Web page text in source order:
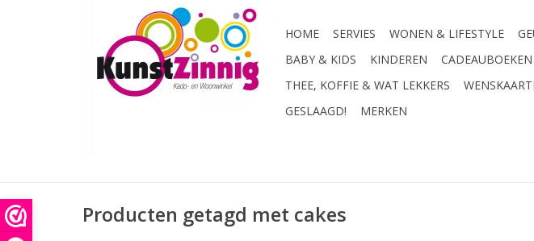
HOME SERVIES WONEN & LIFESTYLE
BABY & KIDS
KINDEREN CADEAUBOEKEN
THEE, KOFFIE & WAT LEKKERS
GESLAAGD!
MERKEN
Producten getagd met cakes